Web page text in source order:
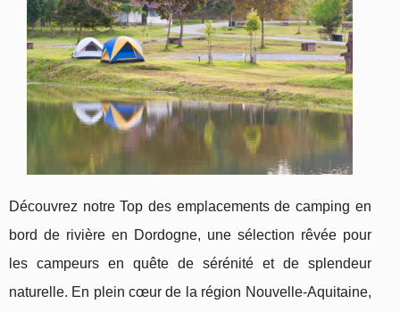
Découvrez notre Top des emplacements de camping en
bord de rivière en Dordogne, une sélection rêvée pour
les campeurs en quête de sérénité et de splendeur
naturelle. En plein cœur de la région Nouvelle-Aquitaine,